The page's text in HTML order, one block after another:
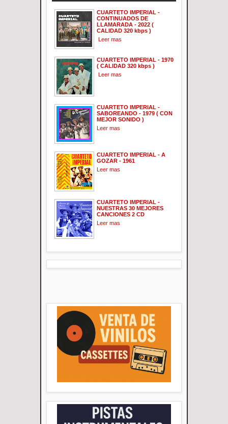
CUARTETO IMPERIAL -
CONTINUADOS DE
LLAMARADA - 2022 (
CALIDAD 320 kbps )
Leer mas
CUARTETO IMPERIAL - 1970
( CALIDAD 320 kbps )
Leer mas
CUARTETO IMPERIAL -
SABOREANDO - 1979 ( CON
MEJOR SONIDO )
Leer mas
CUARTETO IMPERIAL - A
GOZAR - 1961
Leer mas
CUARTETO IMPERIAL -
NUESTRAS 30 MEJORES
CANCIONES 2 CD
Leer mas